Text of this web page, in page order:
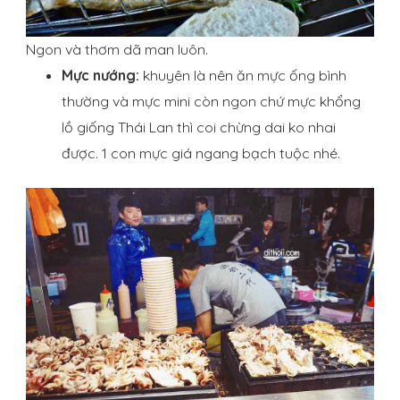
Ngon và thơm dã man luôn.
Mực nướng: khuyên là nên ăn mực ống bình
thường và mực mini còn ngon chứ mực khổng
lồ giống Thái Lan thì coi chừng dai ko nhai
được. 1 con mực giá ngang bạch tuộc nhé.